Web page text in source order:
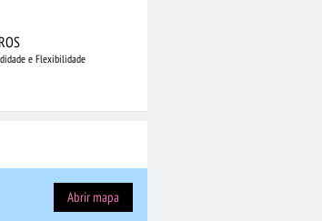
e Flexibilidade
Abrir mapa